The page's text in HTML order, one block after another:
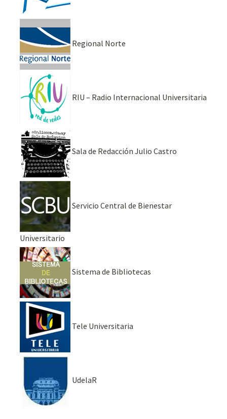
Regional Norte
RIU – Radio Internacional Universitaria
Sala de Redacción Julio Castro
Servicio Central de Bienestar
Universitario
Sistema de Bibliotecas
Tele Universitaria
UdelaR